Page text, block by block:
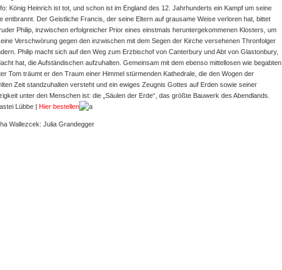
König Heinrich ist tot, und schon ist im England des 12. Jahrhunderts ein Kampf um seine
entbrannt. Der Geistliche Francis, der seine Eltern auf grausame Weise verloren hat, bittet
Philip, inzwischen erfolgreicher Prior eines einstmals heruntergekommenen Klosters, um
eine Verschwörung gegen den inzwischen mit dem Segen der Kirche versehenen Thronfolger
Philip macht sich auf den Weg zum Erzbischof von Canterbury und Abt von Glastonbury,
hat, die Aufständischen aufzuhalten. Gemeinsam mit dem ebenso mittellosen wie begabten
Tom träumt er den Traum einer Himmel stürmenden Kathedrale, die den Wogen der
Zeit standzuhalten versteht und ein ewiges Zeugnis Gottes auf Erden sowie seiner
unter den Menschen ist: die „Säulen der Erde“, das größte Bauwerk des Abendlands.
Lübbe
Hier bestellen
Wallezcek: Julia Grandegger